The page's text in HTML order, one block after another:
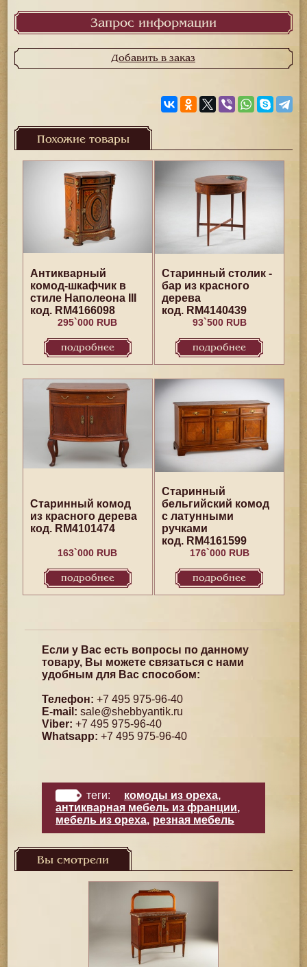
Запрос информации
Добавить в заказ
Похожие товары
Антикварный
комод-шкафчик в
стиле Наполеона III
код. RM4166098
295`000 RUB
подробнее
Старинный столик -
бар из красного
дерева
код. RM4140439
93`500 RUB
подробнее
Старинный комод
из красного дерева
код. RM4101474
163`000 RUB
подробнее
Старинный
бельгийский комод
с латунными
ручками
код. RM4161599
176`000 RUB
подробнее
Если у Вас есть вопросы по данному
товару, Вы можете связаться с нами
удобным для Вас способом:
Телефон: +7 495 975-96-40
E-mail: sale@shebbyantik.ru
Viber: +7 495 975-96-40
Whatsapp: +7 495 975-96-40
теги: комоды из ореха,
антикварная мебель из франции,
мебель из ореха, резная мебель
Вы смотрели